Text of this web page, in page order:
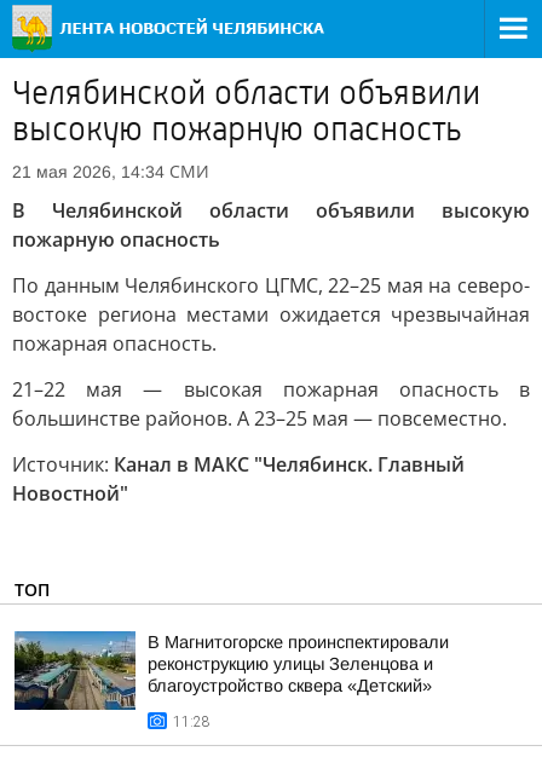
Челябинской области объявили
высокую пожарную опасность
21 мая 2026, 14:34 СМИ
В Челябинской области объявили высокую
пожарную опасность
По данным Челябинского ЦГМС, 22–25 мая на северо-
востоке региона местами ожидается чрезвычайная
пожарная опасность.
21–22 мая — высокая пожарная опасность в
большинстве районов. А 23–25 мая — повсеместно.
Источник: Канал в МАКС "Челябинск. Главный
Новостной"
ТОП
В Магнитогорске проинспектировали
реконструкцию улицы Зеленцова и
благоустройство сквера «Детский»
11:28